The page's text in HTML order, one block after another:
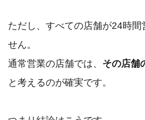
ただし、すべての店舗が24時間
せん。
通常営業の店舗では、 その店舗
と考えるのが確実です。